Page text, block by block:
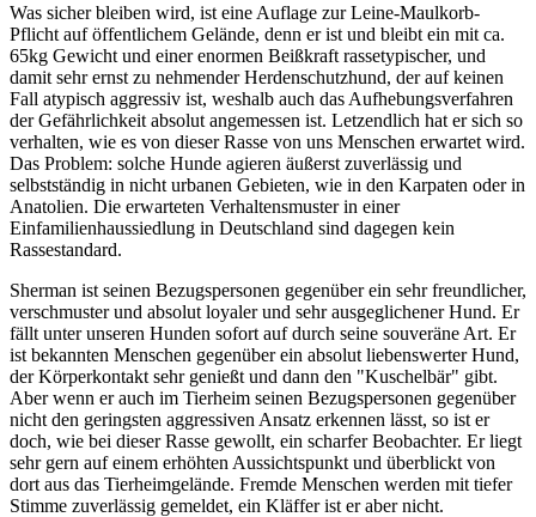
Was sicher bleiben wird, ist eine Auflage zur Leine-Maulkorb-
Pflicht auf öffentlichem Gelände, denn er ist und bleibt ein mit ca.
65kg Gewicht und einer enormen Beißkraft rassetypischer, und
damit sehr ernst zu nehmender Herdenschutzhund, der auf keinen
Fall atypisch aggressiv ist, weshalb auch das Aufhebungsverfahren
der Gefährlichkeit absolut angemessen ist. Letzendlich hat er sich so
verhalten, wie es von dieser Rasse von uns Menschen erwartet wird.
Das Problem: solche Hunde agieren äußerst zuverlässig und
selbstständig in nicht urbanen Gebieten, wie in den Karpaten oder in
Anatolien. Die erwarteten Verhaltensmuster in einer
Einfamilienhaussiedlung in Deutschland sind dagegen kein
Rassestandard.
Sherman ist seinen Bezugspersonen gegenüber ein sehr freundlicher,
verschmuster und absolut loyaler und sehr ausgeglichener Hund. Er
fällt unter unseren Hunden sofort auf durch seine souveräne Art. Er
ist bekannten Menschen gegenüber ein absolut liebenswerter Hund,
der Körperkontakt sehr genießt und dann den "Kuschelbär" gibt.
Aber wenn er auch im Tierheim seinen Bezugspersonen gegenüber
nicht den geringsten aggressiven Ansatz erkennen lässt, so ist er
doch, wie bei dieser Rasse gewollt, ein scharfer Beobachter. Er liegt
sehr gern auf einem erhöhten Aussichtspunkt und überblickt von
dort aus das Tierheimgelände. Fremde Menschen werden mit tiefer
Stimme zuverlässig gemeldet, ein Kläffer ist er aber nicht.